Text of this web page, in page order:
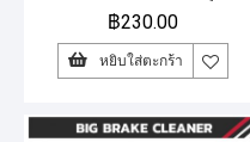
เคลื่อนสายพาน มูเล่ 525 ml.
฿230.00
หยิบใส่ตะกร้า